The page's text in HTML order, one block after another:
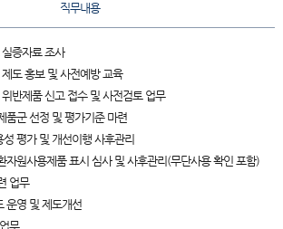
직무내용
증자료 조사
도 홍보 및 사전예방 교육
반제품 신고 접수 및 사전검토 업무
품군 선정 및 평가기준 마련
평가 및 개선이행 사후관리
자원사용제품 표시 심사 및 사후관리(무단사용 확인 포함)
업무
운영 및 제도개선
무